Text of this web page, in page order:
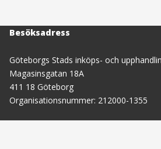
Besöksadress
Göteborgs Stads inköps- och
Magasinsgatan 18A
411 18 Göteborg
Organisationsnummer: 212000-1355